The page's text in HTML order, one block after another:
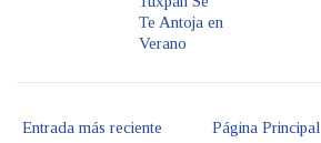
Te Antoja en
Verano
Entrada más reciente Página Principal